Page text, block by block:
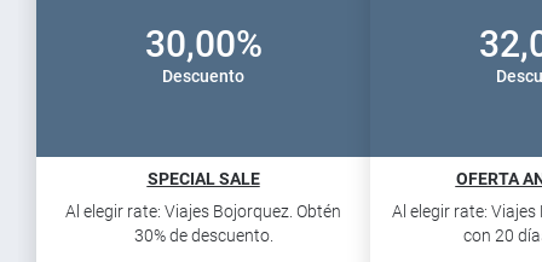
30,00%
Descuento
SPECIAL SALE
Al elegir rate: Viajes Bojorquez. Obtén
30% de descuento.
OFERTA
Al elegir rate:
con 20